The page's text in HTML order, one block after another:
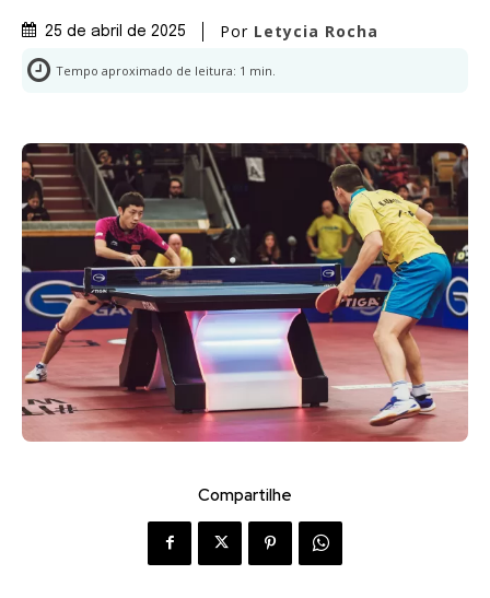
25 de abril de 2025 Por Letycia Rocha
Tempo aproximado de leitura: 1 min.
Compartilhe